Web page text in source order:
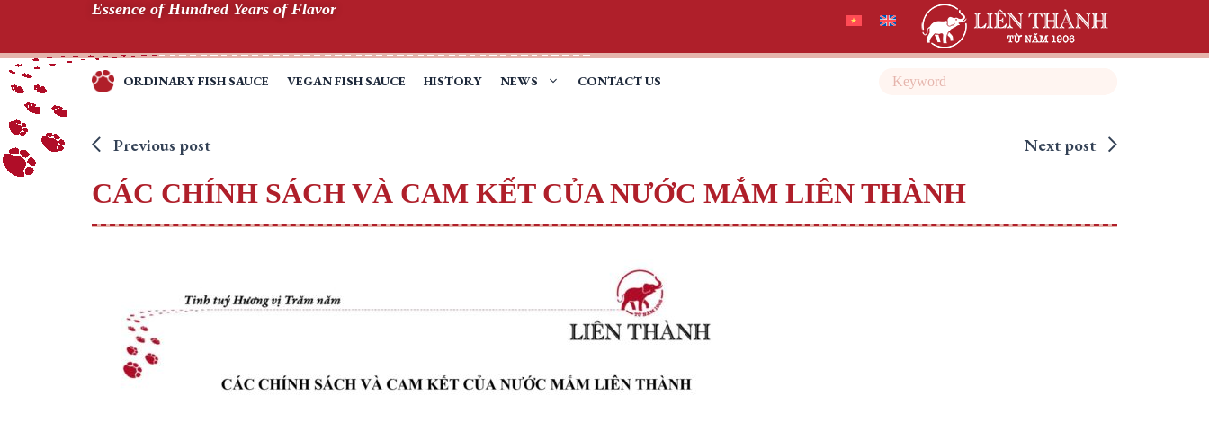
content
Essence of Hundred Years of Flavor
TINH
HƯƠNG
TRĂM
ORDINARY FISH SAUCE VEGAN FISH SAUCE HISTORY NEWS CONTACT US Search
Previous post Next post
CÁC CHÍNH SÁCH VÀ CAM KẾT CỦA NƯỚC MẮM LIÊN THÀNH